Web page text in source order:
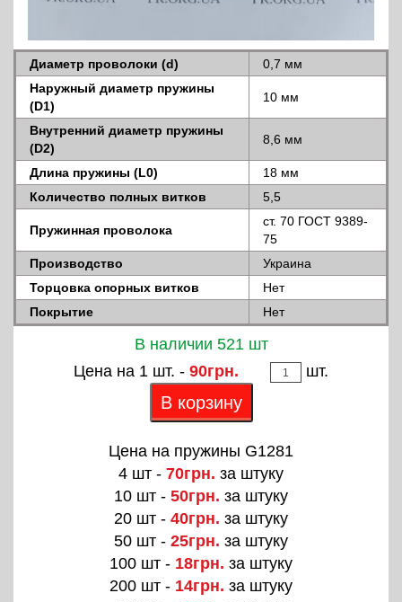
Диаметр проволоки (d)
0,7 мм
Наружный диаметр пружины
(D1)
10 мм
Внутренний диаметр пружины
(D2)
8,6 мм
Длина пружины (L0)
18 мм
Количество полных витков
5,5
Пружинная проволока
ст. 70 ГОСТ 9389-
75
Производство
Украина
Торцовка опорных витков
Нет
Покрытие
Нет
В наличии 521 шт
Цена на 1 шт. - 90грн. шт.
В корзину
Цена на пружины G1281
4 шт - 70грн. за штуку
10 шт - 50грн. за штуку
20 шт - 40грн. за штуку
50 шт - 25грн. за штуку
100 шт - 18грн. за штуку
200 шт - 14грн. за штуку